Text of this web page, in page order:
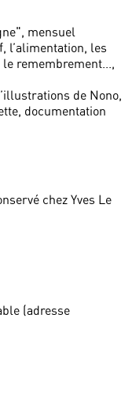
mensuel
l’alimentation, les
le remembrement...,
de Nono,
documentation
chez Yves Le
(adresse